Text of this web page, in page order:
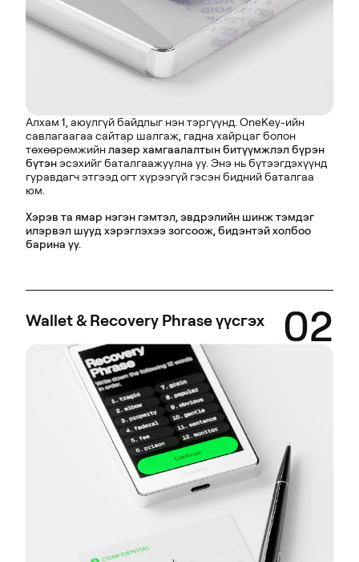
Алхам 1, аюулгүй байдлыг нэн тэргүүнд. OneKey-ийн
савлагаагаа сайтар шалгаж, гадна хайрцаг болон
төхөөрөмжийнлазер хамгаалалтын битүүмжлэл бүрэн
бүтэнэсэхийг баталгаажуулна уу. Энэ нь бүтээгдэхүүнд
гуравдагч этгээд огт хүрээгүй гэсэн бидний баталгаа
юм.
Хэрэв та ямар нэгэн гэмтэл, эвдрэлийн шинж тэмдэг
илэрвэл шууд хэрэглэхээ зогсоож, бидэнтэй холбоо
барина уу.
Wallet & Recovery Phrase үүсгэх 02